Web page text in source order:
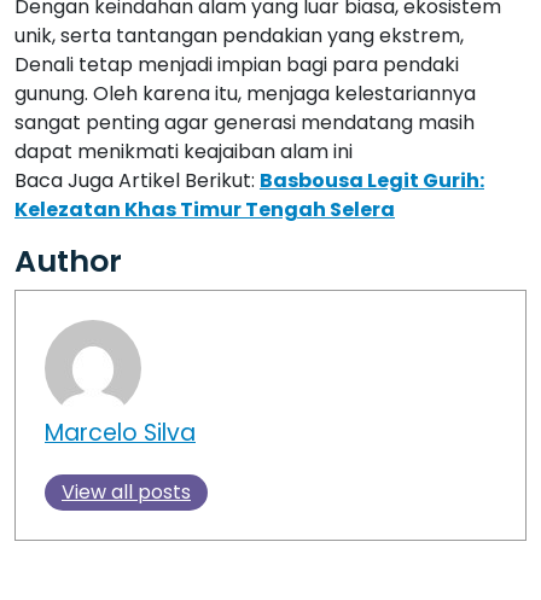
Author
Marcelo Silva
View all posts
ARCHIVES
August 2026